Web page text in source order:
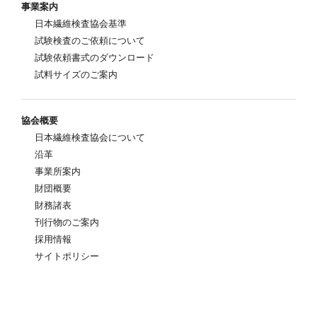
事業案内
日本繊維検査協会基準
試験検査のご依頼について
試験依頼書式のダウンロード
試料サイズのご案内
協会概要
日本繊維検査協会について
沿革
事業所案内
財団概要
財務諸表
刊行物のご案内
採用情報
サイトポリシー